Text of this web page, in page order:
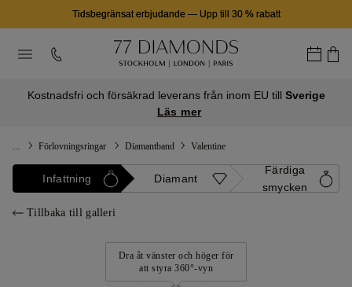
Tidsbegränsat erbjudande — Upp till 30 % rabatt
Kostnadsfri och försäkrad leverans från inom EU till Sverige
Läs mer
Förlovningsringar Diamantband Valentine
Infattning Diamant
Färdiga
smycken
Tillbaka till galleri
Dra åt vänster och höger för
att styra 360°-vyn